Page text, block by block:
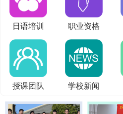
日语培训 职业资格
授课团队 学校新闻